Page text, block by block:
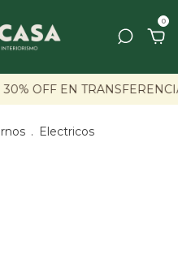
0
30% OFF EN
. Electricos